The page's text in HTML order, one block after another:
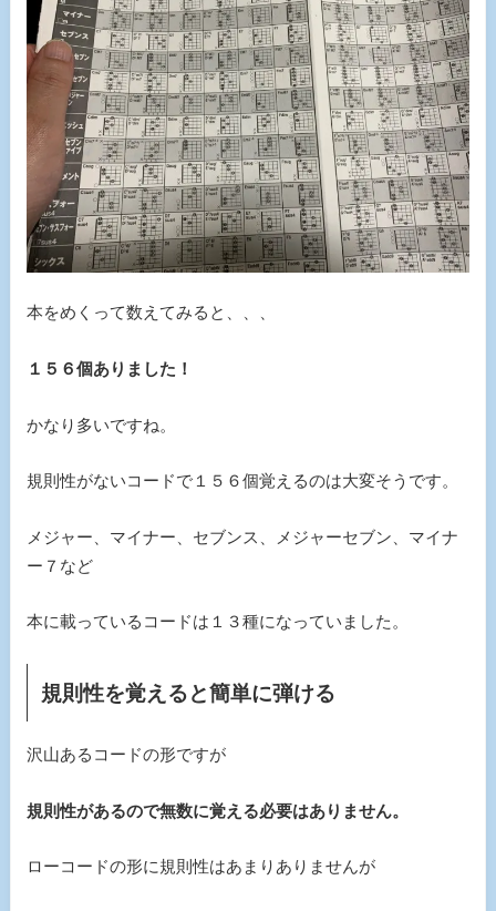
本をめくって数えてみると、、、
１５６個ありました！
かなり多いですね。
規則性がないコードで１５６個覚えるのは大変そうです。
メジャー、マイナー、セブンス、メジャーセブン、マイナ
ー７など
本に載っているコードは１３種になっていました。
規則性を覚えると簡単に弾ける
沢山あるコードの形ですが
規則性があるので無数に覚える必要はありません。
ローコードの形に規則性はあまりありませんが